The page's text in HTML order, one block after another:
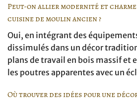
Peut-on allier modernité et
cuisine de moulin ancien ?
Oui, en intégrant des
dissimulés dans un décor
plans de travail en bois massif et
les poutres apparentes avec un
Où trouver des idées pour une